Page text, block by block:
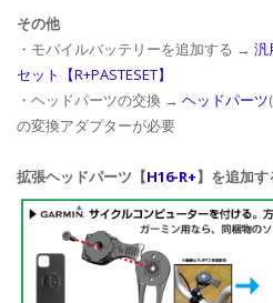
その他
・モバイルバッテリーを追加する → 汎
セット【R+PASTESET】
・ヘッドパーツの交換 → ヘッドパーツ
の変換アダプターが必要
拡張ヘッドパーツ【H16-R+】を追加す